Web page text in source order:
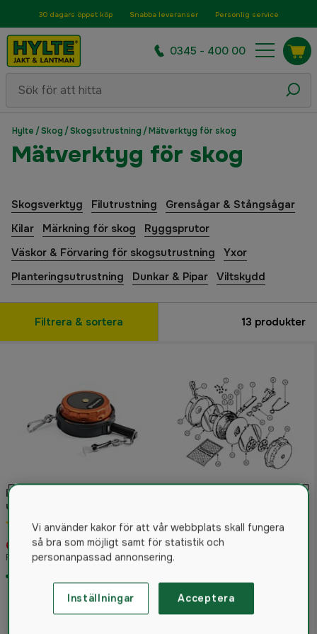
30 dagars öppet köp Snabba leveranser Personlig service
0345 - 400 00
Hylte /Skog /Skogsutrustning /Mätverktyg för skog
Mätverktyg för skog
Skogsverktyg Filutrustning
Grensågar & Stångsågar
Kilar
Märkning för skog
Ryggsprutor
Väskor & Förvaring för skogsutrustning
Yxor
Planteringsutrustning
Dunkar & Pipar Viltskydd
Filtrera & sortera 13 produkter
Husqvarna Måttband med
utlösningskrok 15m
5.0(23)
699 kr
Rek. pris 899 kr
4.7(18)
Från
Vi använder kakor för att vår webbplats skall fungera
så bra som möjligt samt för statistik och
personanpassad annonsering.
Inställningar Acceptera